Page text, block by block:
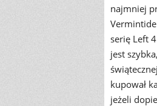
najmniej
serię Left
jest
kupował
jeżeli